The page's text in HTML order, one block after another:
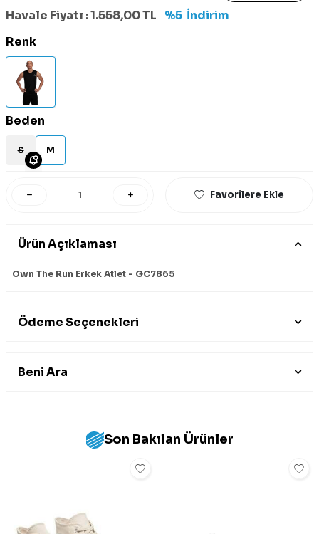
Havale Fiyatı :1.558,00TL %5 İndirim
Renk
Beden
S M
Favorilere Ekle
Ürün Açıklaması
Own The Run Erkek Atlet - GC7865
Ödeme Seçenekleri
Beni Ara
Son Bakılan Ürünler